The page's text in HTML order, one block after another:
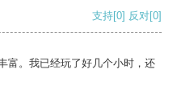
支持[0] 反对[0]
富。我已经玩了好几个小时，还